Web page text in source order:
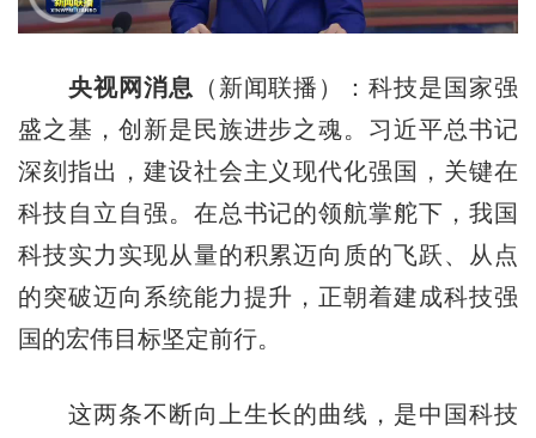
央视网消息 （新闻联播）：科技是国家强
盛之基，创新是民族进步之魂。习近平总书记
深刻指出，建设社会主义现代化强国，关键在
科技自立自强。在总书记的领航掌舵下，我国
科技实力实现从量的积累迈向质的飞跃、从点
的突破迈向系统能力提升，正朝着建成科技强
国的宏伟目标坚定前行。
这两条不断向上生长的曲线，是中国科技